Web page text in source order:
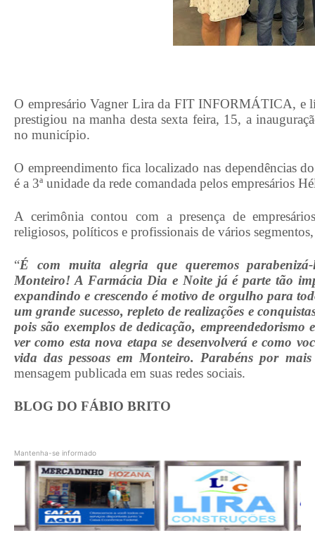
O empresário Vagner Lira da FIT INFORMÁTICA, e
prestigiou na manha desta sexta feira, 15, a
no município.
O empreendimento fica localizado nas dependências
é a 3ª unidade da rede comandada pelos empresários
A cerimônia contou com a presença de
religiosos, políticos e profissionais de vários
“É com muita alegria que queremos
Monteiro! A Farmácia Dia e Noite já é parte tão
expandindo e crescendo é motivo de orgulho para
um grande sucesso, repleto de realizações e
pois são exemplos de dedicação,
ver como esta nova etapa se desenvolverá e como
vida das pessoas em Monteiro. Parabéns por
mensagem publicada em suas redes sociais.
BLOG DO FÁBIO BRITO
Mantenha-se informado